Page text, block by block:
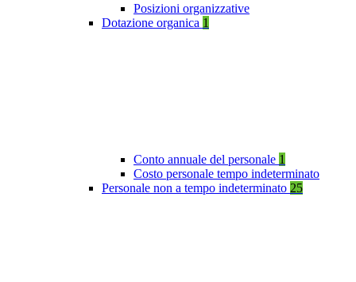
Posizioni organizzative
Dotazione organica 1
Conto annuale del personale 1
Costo personale tempo indeterminato
Personale non a tempo indeterminato 25